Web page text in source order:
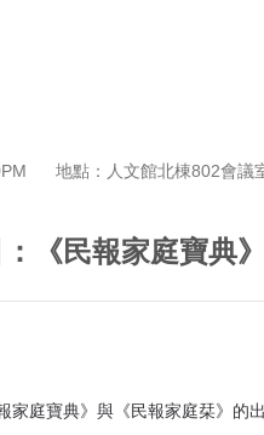
地點：人文館北棟802會議
《民報家庭寶典
家庭寶典》與《民報家庭栞》的